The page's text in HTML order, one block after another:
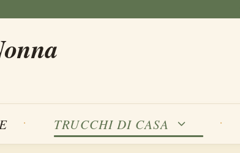
TRUCCHI DI CASA